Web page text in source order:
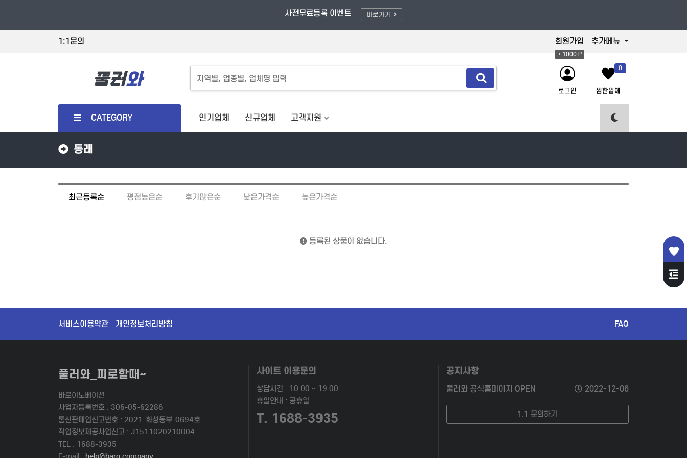
사전무료등록 이벤트 바로가기
풀러와/할인적용 - 최대 80% OFF
1:1문의 회원가입
+ 1000 P
추가메뉴
로그인
0
찜한업체
CATEGORY 인기업체 신규업체 고객지원
동래
최근등록순 평점높은순 후기많은순 낮은가격순 높은가격순
등록된 상품이 없습니다.
서비스이용약관 개인정보처리방침 FAQ
풀러와_피로할때~
바로이노베이션
사업자등록번호 : 306-05-62286
통신판매업신고번호 : 2021-화성동부-0694호
직업정보제공사업신고 : J1511020210004
TEL : 1688-3935
사이트 이용문의
상담시간 : 10:00 ~ 19:00
휴일안내 : 공휴일
T. 1688-3935
공지사항
풀러와 공식홈페이지 OPEN 2022-12-06
1:1 문의하기